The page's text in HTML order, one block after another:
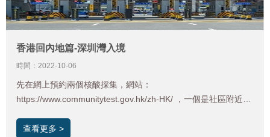
香港回內地篇-深圳灣入境
時間：2022-10-06
先在網上預約兩個核酸採集，網站：
https://www.communitytest.gov.hk/zh-HK/ ，一個是社區附近的
預約號。
查看更多 >